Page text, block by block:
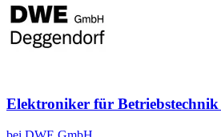
Elektroniker für